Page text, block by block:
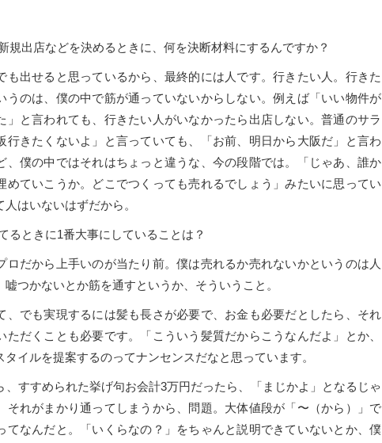
規出店などを決めるときに、何を決断材料にするんですか？
も出せると思っているから、最終的には人です。行きたい人。行きた
うのは、僕の中で筋が通っていないからしない。例えば「いい物件が
」と言われても、行きたい人がいなかったら出店しない。普通のサラ
行きたくないよ」と言っていても、「お前、明日から大阪だ」と言わ
、僕の中ではそれはちょっと違うな、今の段階では。「じゃあ、誰か
めていこうか。どこでつくっても売れるでしょう」みたいに思ってい
はいないはずだから。
るときに1番大事にしていることは？
ロだから上手いのが当たり前。僕は売れるか売れないかというのは人
つかないとか筋を通すというか、そういうこと。
、でも実現するには髪も長さが必要で、お金も必要だとしたら、それ
ただくことも必要です。「こういう髪質だからこうなんだよ」とか、
イルを提案するのってナンセンスだなと思っています。
、すすめられた挙げ句お会計3万円だったら、「まじかよ」となるじゃ
それがまかり通ってしまうから、問題。大体値段が「〜（から）」で
なんだと。「いくらなの？」をちゃんと説明できていないとか、僕